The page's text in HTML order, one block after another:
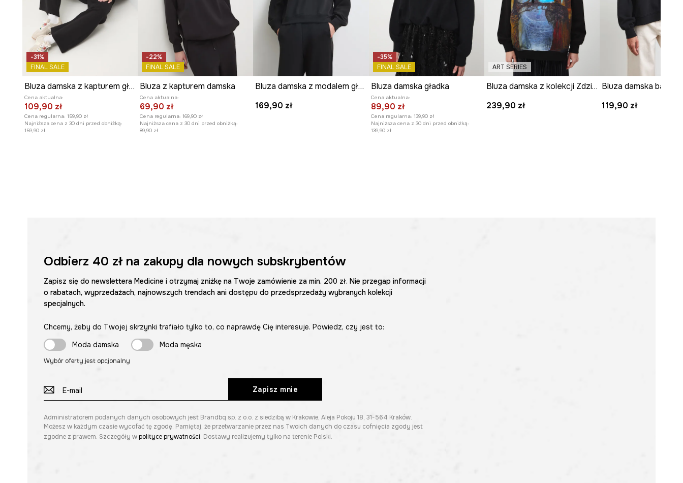
- Obniżona linia ramion.
- Kaptur ściągany troczkami.
- Dwie wsuwane kieszenie boczne.
- Wykończenie ze ściągacza.
- Wzorzysta dzianina.
- Długość rękawa(mierzona od kaptura): 72,5 cm.
- Długość: 70 cm.
- Szerokość w biuście: 66 cm.
- Wymiary podane dla rozmiaru: S.
-31%
FINAL SALE
Bluza damska z kapturem gładka
Cena aktualna:
109,90 zł
Cena regularna: 159,90 zł
Najniższa cena z 30 dni przed obniżką:
159,90 zł
-22%
FINAL SALE
Bluza z kapturem damska
Cena aktualna:
69,90 zł
Cena regularna: 169,90 zł
Najniższa cena z 30 dni przed obniżką:
89,90 zł
Bluza damska z modalem gładka
169,90 zł
-35%
FINAL SALE
Bluza damska gładka
Cena aktualna:
89,90 zł
Cena regularna: 139,90 zł
Najniższa cena z 30 dni przed obniżką:
139,90 zł
ART SERIES
Bluza damska z kolekcji Zdzisław Beksiński x Medicine
239,90 zł
119,90 zł
Odbierz 40 złna zakupy dla nowych subskrybentów
Zapisz się do newslettera Medicine i otrzymaj zniżkę na Twoje zamówienie za min. 200 zł. Nie przegap informacji
o rabatach, wyprzedażach, najnowszych trendach ani dostępu do przedsprzedaży wybranych kolekcji
specjalnych.
Chcemy, żeby do Twojej skrzynki trafiało tylko to, co naprawdę Cię interesuje. Powiedz, czy jest to:
Moda damska
Moda męska
Wybór oferty jest opcjonalny
Zapisz mnie
Administratorem podanych danych osobowych jest Brandbq sp. z o.o. z siedzibą w Krakowie, Aleja Pokoju 18, 31-564 Kraków.
Możesz w każdym czasie wycofać tę zgodę. Pamiętaj, że przetwarzanie przez nas Twoich danych do czasu cofnięcia zgody jest
zgodne z prawem. Szczegóły w polityce prywatności. Dostawy realizujemy tylko na terenie Polski.